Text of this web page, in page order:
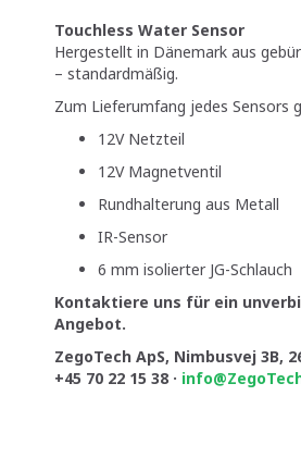
Touchless Water Sensor
Hergestellt in Dänemark aus
– standardmäßig.
Zum Lieferumfang jedes Sensors
12V Netzteil
12V Magnetventil
Rundhalterung aus Metall
IR-Sensor
6 mm isolierter JG-Schlauch
Kontaktiere uns für ein
Angebot.
ZegoTech ApS, Nimbusvej 3B,
+45 70 22 15 38 ·